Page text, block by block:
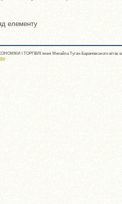
елементу
І ТОРГІВЛІ імені Михайла Туган-Барановського вітає